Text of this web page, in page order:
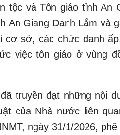
tộc và Tôn giáo tỉnh An
An Giang Danh Lắm và
cơ sở, các chức danh
việc tôn giáo ở vùng
truyền đạt những nội
của Nhà nước liên
ngày 31/1/2026,